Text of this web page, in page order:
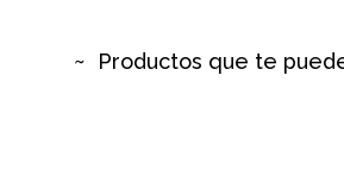
Productos que te